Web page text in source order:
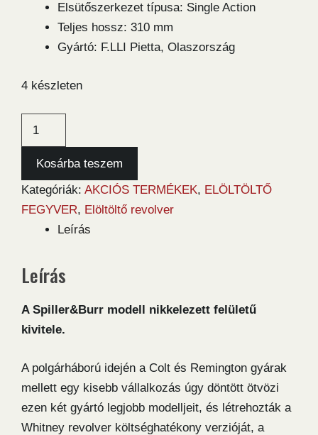
Elsütőszerkezet típusa: Single Action
Teljes hossz: 310 mm
Gyártó: F.LLI Pietta, Olaszország
4 készleten
Pietta
Spiller
&
Burr
mennyiség
Kosárba teszem
Kategóriák: AKCIÓS TERMÉKEK, ELÖLTÖLTŐ
FEGYVER, Elöltöltő revolver
Leírás
Leírás
A Spiller&Burr modell nikkelezett felületű
kivitele.
A polgárháború idején a Colt és Remington gyárak
mellett egy kisebb vállalkozás úgy döntött ötvözi
ezen két gyártó legjobb modelljeit, és létrehozták a
Whitney revolver költséghatékony verzióját, a